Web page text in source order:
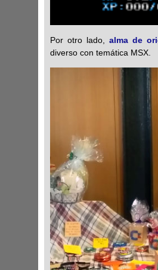
Por otro lado,alma de
diverso con temática MSX.